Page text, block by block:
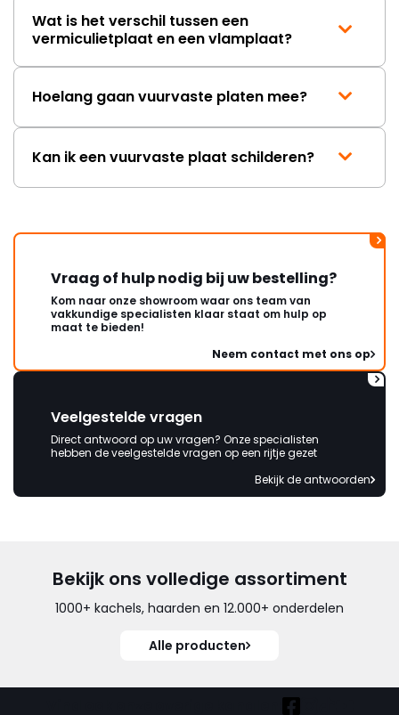
Wat is het verschil tussen een
vermiculietplaat en een vlamplaat?
Hoelang gaan vuurvaste platen mee?
Kan ik een vuurvaste plaat schilderen?
Vraag of hulp nodig bij uw bestelling?
Kom naar onze showroom waar ons team van
vakkundige specialisten klaar staat om hulp op
maat te bieden!
Neem contact met ons op
Veelgestelde vragen
Direct antwoord op uw vragen? Onze specialisten
hebben de veelgestelde vragen op een rijtje gezet
Bekijk de antwoorden
Bekijk ons volledige assortiment
1000+ kachels, haarden en 12.000+ onderdelen
Alle producten